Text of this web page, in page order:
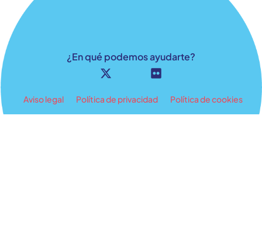
¿En qué podemos ayudarte?
Aviso legal Política de privacidad Política de cookies